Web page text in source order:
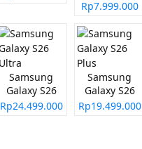
Rp7.999.000
Samsung
Galaxy S26
Ultra
Rp24.499.000
Samsung
Galaxy S26
Plus
Rp19.499.000